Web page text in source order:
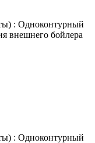
: Одноконтурный
внешнего бойлера
: Одноконтурный